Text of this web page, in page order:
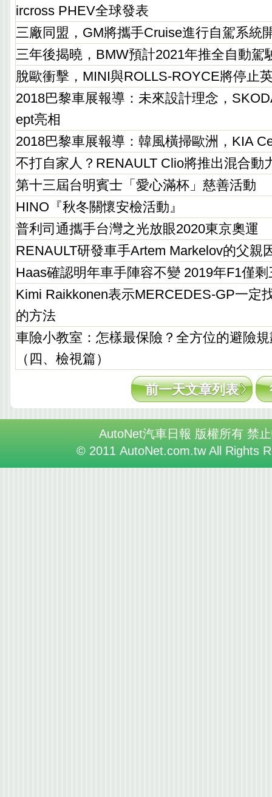
ircross PHEV全球發表
三廠同盟，GM將攜手Cruise進行自駕系統
三年後揭曉，BMW預計2021年推全自動駕
脫歐衝擊，MINI與ROLLS-ROYCE將停止
2018巴黎車展報導：未來設計理念，
ept亮相
2018巴黎車展報導：韓風橫掃歐洲，KIA
不打自家人？RENAULT Clio將推出混合動
第十三屆台明賓士「愛心滿杯」慈善活動
HINO『秋冬關懷安檢活動』
普利司通攜手台灣之光放眼2020東京奧運
RENAULT研發車手Artem Markelov的父親
Haas確認明年車手陣容不變 2019年F1僅
Kimi Raikkonen表示MERCEDES-GP一定
的方法
車險小教室：怎樣最保險？全方位的避險
（四、檢視篇）
前一天文章列表
AutoNet汽車日報 版權所有 禁
© 2011 AutoNet.com.tw All Rights